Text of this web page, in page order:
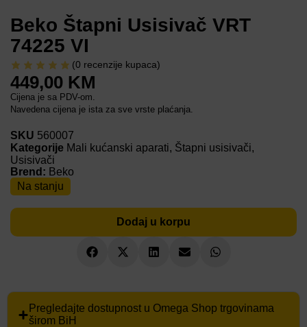
Beko Štapni Usisivač VRT
74225 VI
(0 recenzije kupaca)
449,00 KM
Cijena je sa PDV-om.
Navedena cijena je ista za sve vrste plaćanja.
SKU 560007
Kategorije Mali kućanski aparati, Štapni usisivači,
Usisivači
Brend: Beko
Na stanju
Dodaj u korpu
Pregledajte dostupnost u Omega Shop trgovinama
širom BiH